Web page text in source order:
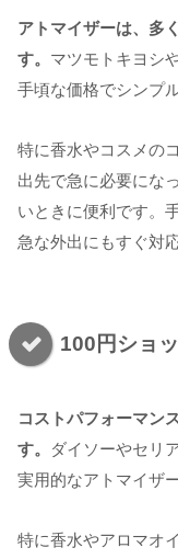
アトマイザーは、多
す。 マツモトキヨシ
手頃な価格でシンプ
特に香水やコスメの
出先で急に必要にな
いときに便利です。
急な外出にもすぐ対
100円ショ
コストパフォーマン
す。
ダイソーやセリ
実用的なアトマイザ
特に香水やアロマオ